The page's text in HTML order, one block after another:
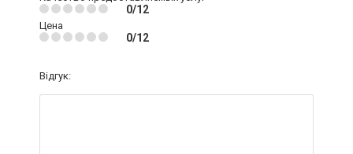
0/12
Цена
0/12
Відгук: